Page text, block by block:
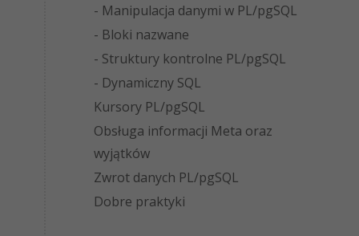
- Manipulacja danymi w PL/pgSQL
- Bloki nazwane
- Struktury kontrolne PL/pgSQL
- Dynamiczny SQL
Kursory PL/pgSQL
Obsługa informacji Meta oraz
wyjątków
Zwrot danych PL/pgSQL
Dobre praktyki